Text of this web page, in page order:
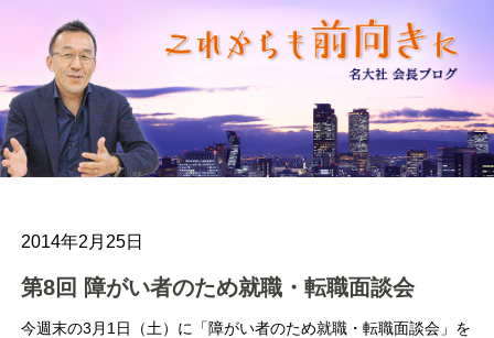
2014年2月25日
第8回 障がい者のため就職・転職面談会
今週末の3月1日（土）に「障がい者のため就職・転職面談会」を